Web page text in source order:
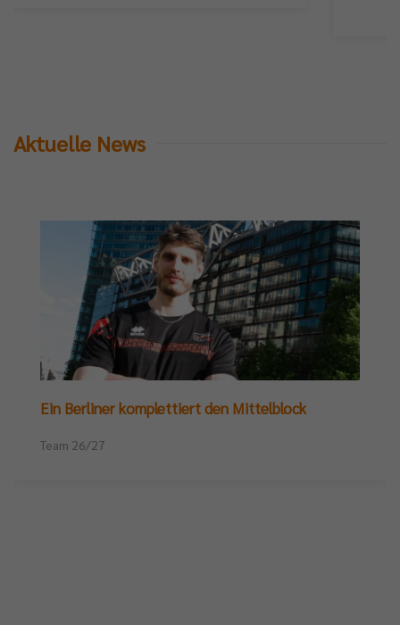
Aktuelle News
Ein Berliner komplettiert den Mittelblock
Team 26/27